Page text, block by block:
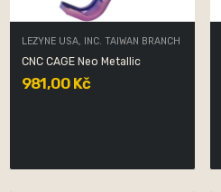
LEZYNE USA, INC. TAIWAN BRANCH
CNC CAGE Neo Metallic
981,00 Kč